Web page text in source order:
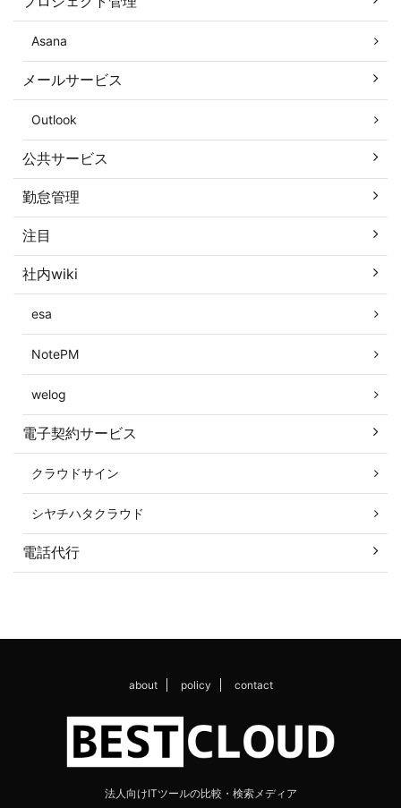
Asana
メールサービス
Outlook
公共サービス
勤怠管理
注目
社内wiki
esa
NotePM
welog
電子契約サービス
クラウドサイン
シヤチハタクラウド
電話代行
about policy contact
法人向けITツールの比較・検索メディア